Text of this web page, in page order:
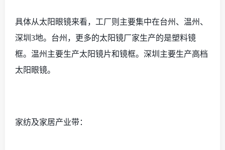
具体从太阳眼镜来看，工厂则主要集中在台州、温州、
深圳 3地。台州，更多的太阳镜厂家生产的是塑料镜
框。温州主要生产太阳镜片和镜框。深圳主要生产高档
太阳眼镜。
家纺及家居产业带：